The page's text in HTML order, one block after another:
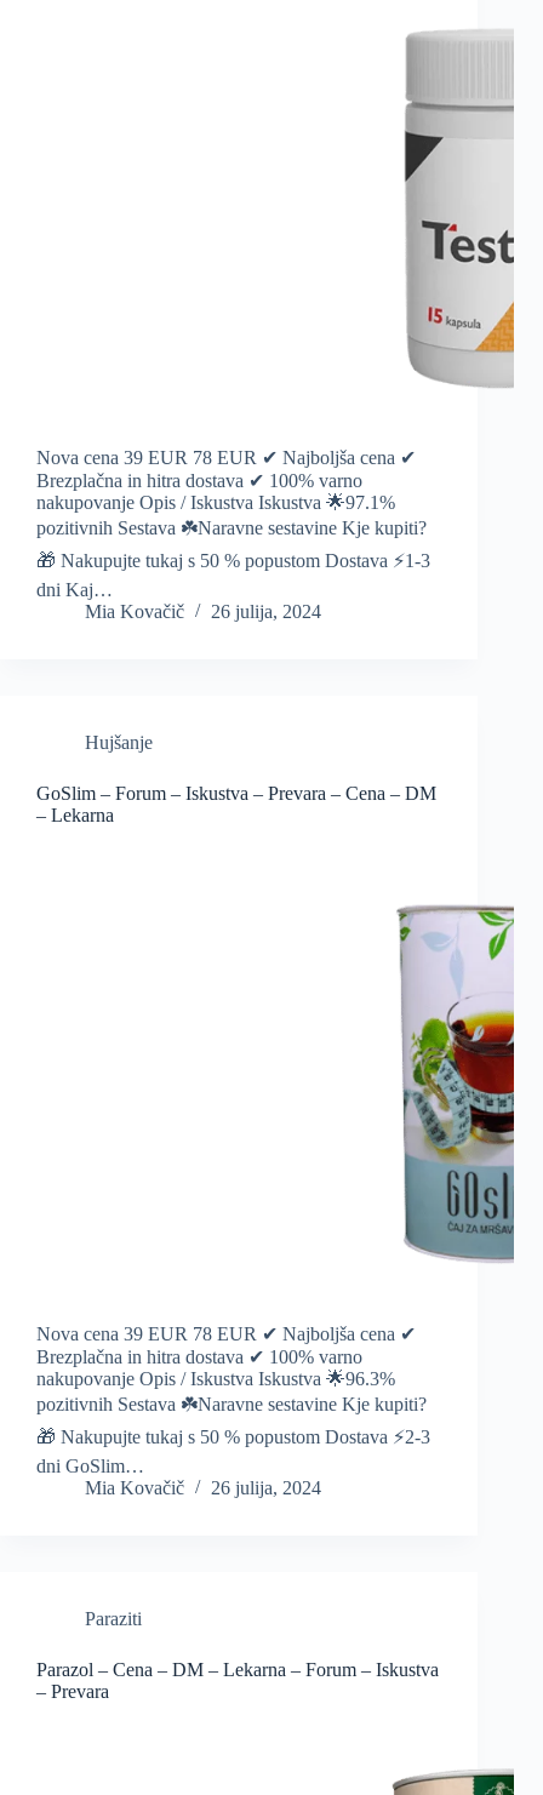
Nova cena 39 EUR 78 EUR ✔ Najboljša cena ✔
Brezplačna in hitra dostava ✔ 100% varno
nakupovanje Opis / Iskustva Iskustva 🌟97.1%
pozitivnih Sestava ☘️Naravne sestavine Kje kupiti?
🎁 Nakupujte tukaj s 50 % popustom Dostava ⚡️1-3
dni Kaj…
Mia Kovačič
26 julija, 2024
Hujšanje
GoSlim – Forum – Iskustva – Prevara – Cena – DM
– Lekarna
Nova cena 39 EUR 78 EUR ✔ Najboljša cena ✔
Brezplačna in hitra dostava ✔ 100% varno
nakupovanje Opis / Iskustva Iskustva 🌟96.3%
pozitivnih Sestava ☘️Naravne sestavine Kje kupiti?
🎁 Nakupujte tukaj s 50 % popustom Dostava ⚡️2-3
dni GoSlim…
Mia Kovačič
26 julija, 2024
Paraziti
Parazol – Cena – DM – Lekarna – Forum – Iskustva
– Prevara